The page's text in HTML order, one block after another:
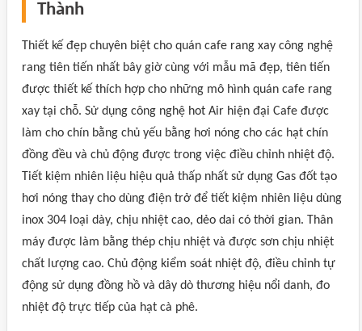
Thành
Thiết kế đẹp chuyên biệt cho quán cafe rang xay công nghệ
rang tiên tiến nhất bây giờ cùng với mẫu mã đẹp, tiên tiến
được thiết kế thích hợp cho những mô hình quán cafe rang
xay tại chỗ. Sử dụng công nghệ hot Air hiện đại Cafe được
làm cho chín bằng chủ yếu bằng hơi nóng cho các hạt chín
đồng đều và chủ động được trong việc điều chỉnh nhiệt độ.
Tiết kiệm nhiên liệu hiệu quả thấp nhất sử dụng Gas đốt tạo
hơi nóng thay cho dùng điện trở để tiết kiệm nhiên liệu dùng
inox 304 loại dày, chịu nhiệt cao, dẻo dai có thời gian. Thân
máy được làm bằng thép chịu nhiệt và được sơn chịu nhiệt
chất lượng cao. Chủ động kiểm soát nhiệt độ, điều chỉnh tự
động sử dụng đồng hồ và dây dò thương hiệu nổi danh, đo
nhiệt độ trực tiếp của hạt cà phê.